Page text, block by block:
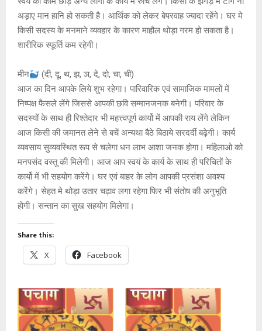
अड़ाए मान हानि हो सकती है। आर्थिक को लेकर बेपरवाह ज्यादा रहेंगे। घर मे
किसी सदस्य के मनमाने व्यवहार के कारण माहौल थोड़ा गरम हो सकता है।
शारीरिक स्फूर्ति कम रहेगी।
मीन
(दी, दू, थ, झ, ञ, दे, दो, चा, ची)
आज का दिन आपके लिये शुभ रहेगा। पारिवारिक एवं सामाजिक मामलों में
निष्पक्ष फैसले लेंगे जिससे आपकी छवि सम्मानजनक बनेगी। परिवार के
सदस्यों के साथ ही रिश्तेदार भी महत्त्वपूर्ण कार्यो में आपकी राय लेंगे लेकिन
आज किसी की जमानत लेने से बचें अन्यथा बैठे बिठाये सरदर्दी बढ़ेगी। कार्य
व्यवसाय सुव्यवस्थित रूप से चलेगा धन लाभ आशा जनक होगा। महिलाओ को
मनपसंद वस्तु की मिलेगी। आज आप स्वयं के कार्य के साथ ही परिचितों के
कार्यो में भी सहयोग करेंगे। घर एवं बाहर के लोग आपकी प्रसंशा अवश्य
करेंगे। सेहत मे थोड़ा उतार चढ़ाव लगा रहेगा फिर भी संतोष की अनुभूति
होगी। सन्तान का सुख सहयोग मिलेगा।
Share this:
X Facebook